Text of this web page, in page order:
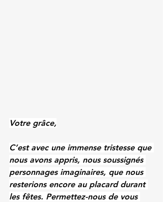
Votre grâce,
C’est avec une immense tristesse que
nous avons appris, nous soussignés
personnages imaginaires, que nous
resterions encore au placard durant
les fêtes. Permettez-nous de vous